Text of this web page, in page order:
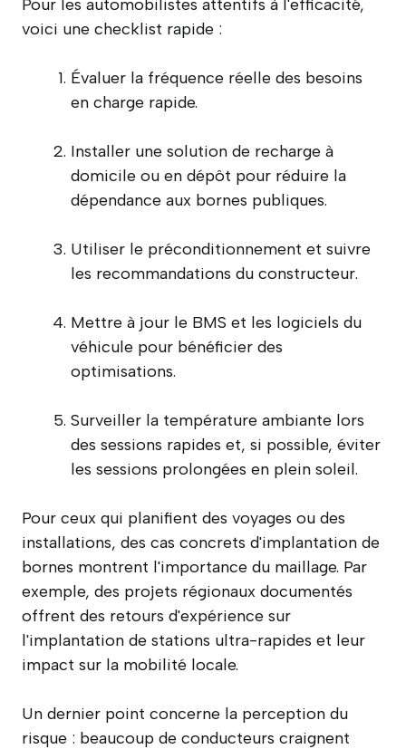
Pour les automobilistes attentifs à l'efficacité,
voici une checklist rapide :
Évaluer la fréquence réelle des besoins
en charge rapide.
Installer une solution de recharge à
domicile ou en dépôt pour réduire la
dépendance aux bornes publiques.
Utiliser le préconditionnement et suivre
les recommandations du constructeur.
Mettre à jour le BMS et les logiciels du
véhicule pour bénéficier des
optimisations.
Surveiller la température ambiante lors
des sessions rapides et, si possible, éviter
les sessions prolongées en plein soleil.
Pour ceux qui planifient des voyages ou des
installations, des cas concrets d'implantation de
bornes montrent l'importance du maillage. Par
exemple, des projets régionaux documentés
offrent des retours d'expérience sur
l'implantation de stations ultra-rapides et leur
impact sur la mobilité locale.
Un dernier point concerne la perception du
risque : beaucoup de conducteurs craignent